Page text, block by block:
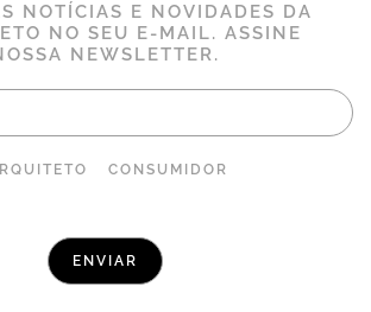
NOTÍCIAS E NOVIDADES DA
NO SEU E-MAIL. ASSINE
NEWSLETTER.
CONSUMIDOR